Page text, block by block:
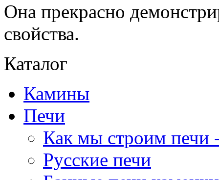
Она прекрасно
свойства.
Каталог
Камины
Печи
Как мы строим печи
Русские печи